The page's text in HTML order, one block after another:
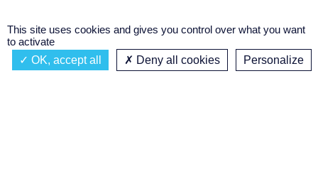
Émission à l'antenne
Actualités À propos
This site uses cookies and gives you control over what you want
to activate
OK, accept all
Deny all cookies
Personalize